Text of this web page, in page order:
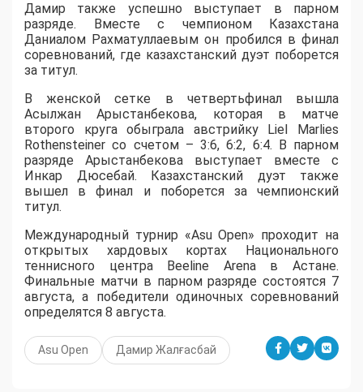
Дамир также успешно выступает в парном
разряде. Вместе с чемпионом Казахстана
Даниалом Рахматуллаевым он пробился в финал
соревнований, где казахстанский дуэт поборется
за титул.
В женской сетке в четвертьфинал вышла
Асылжан Арыстанбекова, которая в матче
второго круга обыграла австрийку Liel Marlies
Rothensteiner со счетом – 3:6, 6:2, 6:4. В парном
разряде Арыстанбекова выступает вместе с
Инкар Дюсебай. Казахстанский дуэт также
вышел в финал и поборется за чемпионский
титул.
Международный турнир «Asu Open» проходит на
открытых хардовых кортах Национального
теннисного центра Beeline Arena в Астане.
Финальные матчи в парном разряде состоятся 7
августа, а победители одиночных соревнований
определятся 8 августа.
Asu Open Дамир Жалғасбай